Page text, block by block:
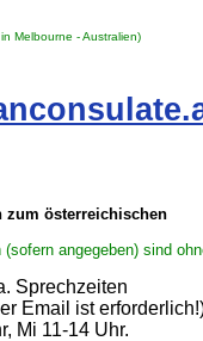
Melbourne - Australien)
zum österreichischen
angegeben) sind
Sprechzeiten
Email ist
Mi 11-14 Uhr.